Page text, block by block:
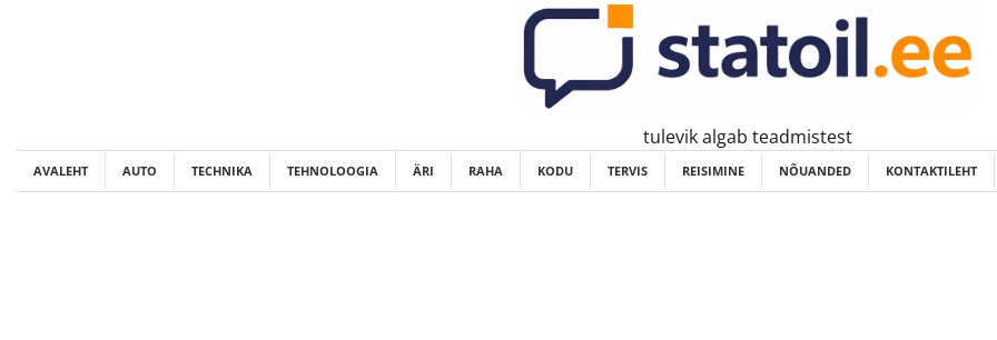
tulevik algab teadmistest
AVALEHT AUTO TECHNIKA TEHNOLOOGIA ÄRI RAHA KODU TERVIS REISIMINE NÕUANDED KONTAKTILEHT